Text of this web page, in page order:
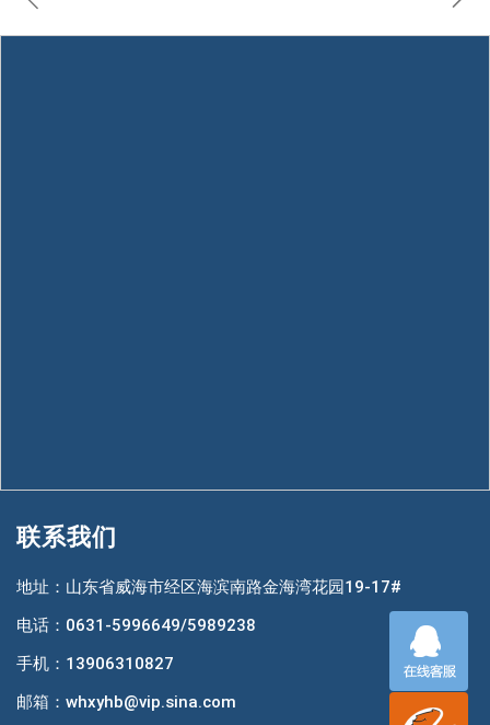
联系我们
地址：山东省威海市经区海滨南路金海湾花园19-17#
电话：0631-5996649/5989238
手机：13906310827
邮箱：whxyhb@vip.sina.com